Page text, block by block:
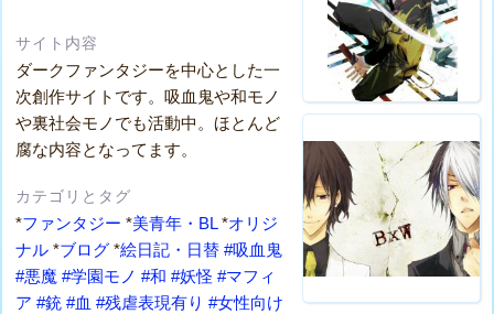
サイト内容
ダークファンタジーを中心とした一
次創作サイトです。吸血鬼や和モノ
や裏社会モノでも活動中。ほとんど
腐な内容となってます。
カテゴリとタグ
*ファンタジー *美青年・BL*オリジ
ナル *ブログ *絵日記・日替 #吸血鬼
#悪魔 #学園モノ #和 #妖怪 #マフィ
ア #銃 #血 #残虐表現有り #女性向け